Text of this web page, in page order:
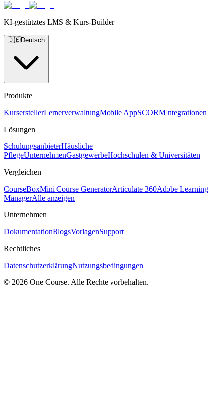
KI-gestütztes LMS & Kurs-Builder
🇩🇪Deutsch
Produkte
KurserstellerLernerverwaltungMobile AppSCORMIntegrationen
Lösungen
SchulungsanbieterHäusliche
PflegeUnternehmenGastgewerbeHochschulen & Universitäten
Vergleichen
CourseBoxMini Course GeneratorArticulate 360Adobe Learning
ManagerAlle anzeigen
Unternehmen
DokumentationBlogsVorlagenSupport
Rechtliches
DatenschutzerklärungNutzungsbedingungen
© 2026 One Course. Alle Rechte vorbehalten.